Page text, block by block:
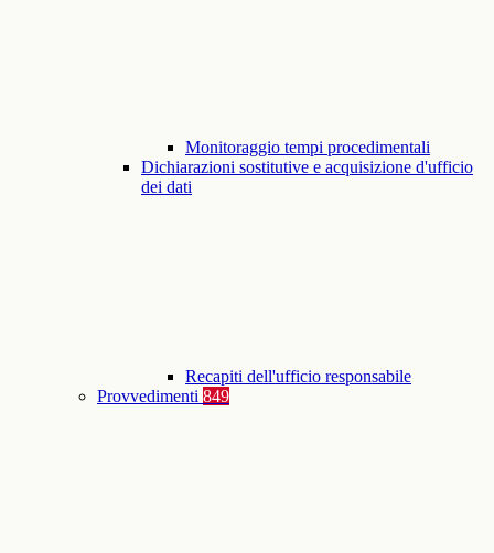
Monitoraggio tempi procedimentali
Dichiarazioni sostitutive e acquisizione d'ufficio
dei dati
Recapiti dell'ufficio responsabile
Provvedimenti 849